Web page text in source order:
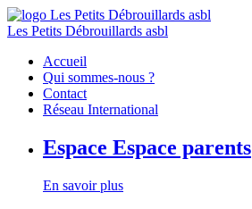
Les Petits Débrouillards asbl
Accueil
Qui sommes-nous ?
Contact
Réseau International
Espace Espace parents
En savoir plus